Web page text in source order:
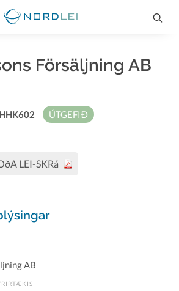
Försäljning AB
ÚTGEFIÐ
LEI-SKRá
AB